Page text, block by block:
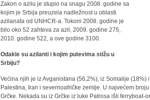
Zakon o azilu je stupio na snagu 2008. godine sa
kojim je Srbija preuzela nadležnost u oblasti
azilanata od UNHCR-a. Tokom 2008. godine je
bilo oko 52 zahteva za azil, 2009. godine 275,
2010. godine 522, a ove godine 3100.
Odakle su azilanti i kojim putevima stižu u
Srbiju?
Većina njih je iz Avganistana (56,2%), iz Somalije (18%)
Palestina, Iran i severnoafričke zemlje. U najvećem
Grčke. Nekada su iz Grčke iz luke Patrosa išli ferryboat-